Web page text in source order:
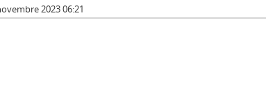
2023 06:21